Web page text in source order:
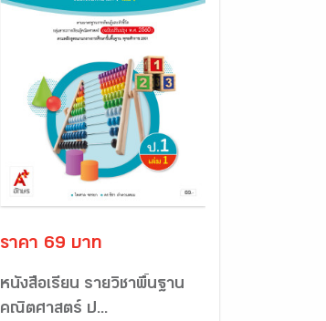
ราคา 69 บาท
หนังสือเรียน รายวิชาพื้นฐาน
คณิตศาสตร์ ป...